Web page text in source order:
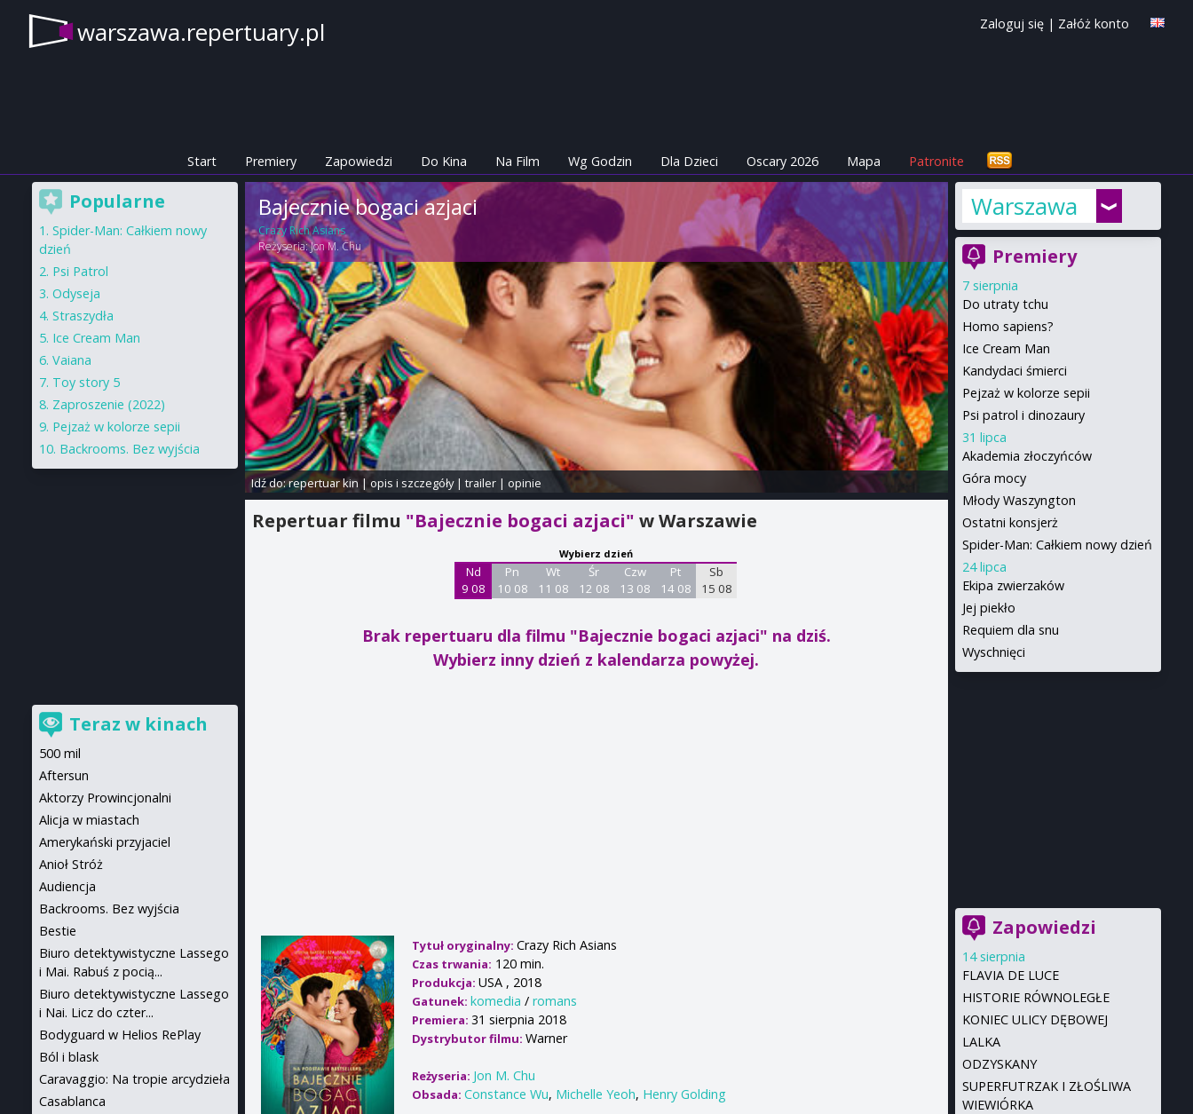
warszawa.repertuary.pl Zaloguj się | Załóż konto
Start Premiery Zapowiedzi Do Kina Na Film Wg Godzin Dla Dzieci Oscary 2026 Mapa Patronite
Bajecznie bogaci azjaci
Crazy Rich Asians
Reżyseria:Jon M. Chu
Idź do:repertuar kin |opis i szczegóły| trailer| opinie
Repertuar filmu "Bajecznie bogaci azjaci"w Warszawie
Wybierz dzień
Nd
9 08
Pn
10 08
Wt
11 08
Śr
12 08
Czw
13 08
Pt
14 08
Sb
15 08
Brak repertuaru dla filmu "Bajecznie bogaci azjaci" na dziś.
Wybierz inny dzień z kalendarza powyżej.
Tytuł oryginalny:Crazy Rich Asians
Czas trwania: 120 min.
Produkcja:USA , 2018
Gatunek:komedia /romans
Premiera:31 sierpnia 2018
Dystrybutor filmu:Warner
Reżyseria: Jon M. Chu
Obsada:Constance Wu, Michelle Yeoh, Henry Golding
Warszawa
Premiery
7 sierpnia
Do utraty tchu
Homo sapiens?
Ice Cream Man
Kandydaci śmierci
Pejzaż w kolorze sepii
Psi patrol i dinozaury
31 lipca
Akademia złoczyńców
Góra mocy
Młody Waszyngton
Ostatni konsjerż
Spider-Man: Całkiem nowy dzień
24 lipca
Ekipa zwierzaków
Jej piekło
Requiem dla snu
Wyschnięci
Zapowiedzi
14 sierpnia
FLAVIA DE LUCE
HISTORIE RÓWNOLEGŁE
KONIEC ULICY DĘBOWEJ
LALKA
ODZYSKANY
SUPERFUTRZAK I ZŁOŚLIWA
WIEWIÓRKA
Popularne
Spider-Man: Całkiem nowy
dzień
Psi Patrol
Odyseja
Straszydła
Ice Cream Man
Vaiana
Toy story 5
Zaproszenie (2022)
Pejzaż w kolorze sepii
Backrooms. Bez wyjścia
Teraz w kinach
500 mil
Aftersun
Aktorzy Prowincjonalni
Alicja w miastach
Amerykański przyjaciel
Anioł Stróż
Audiencja
Backrooms. Bez wyjścia
Bestie
Biuro detektywistyczne Lassego
i Mai. Rabuś z pocią...
Biuro detektywistyczne Lassego
i Nai. Licz do czter...
Bodyguard w Helios RePlay
Ból i blask
Caravaggio: Na tropie arcydzieła
Casablanca